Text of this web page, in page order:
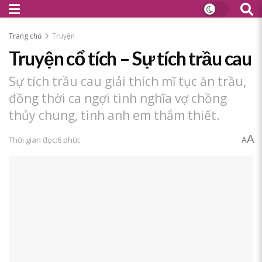
Trang chủ Truyện
Truyện cổ tích – Sự tích trầu cau
Sự tích trầu cau giải thích mĩ tục ăn trầu,
đồng thời ca ngợi tình nghĩa vợ chồng
thủy chung, tình anh em thắm thiết.
Thời gian đọc:6 phút AA